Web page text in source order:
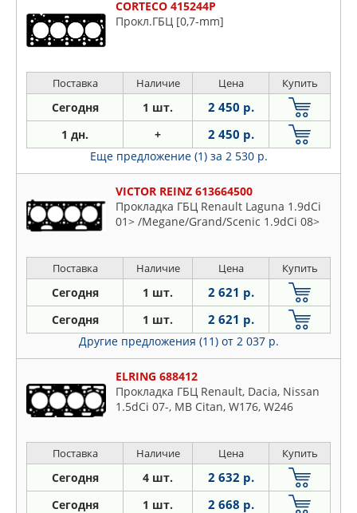
CORTECO 415244P
Прокл.ГБЦ [0,7-mm]
Поставка Наличие Цена Купить
Сегодня 1 шт. 2 450 р.
1 дн. + 2 450 р.
Еще предложение (1) за 2 530 р.
VICTOR REINZ 613664500
Прокладка ГБЦ Renault Laguna 1.9dCi
01> /Megane/Grand/Scenic 1.9dCi 08>
Поставка Наличие Цена Купить
Сегодня 1 шт. 2 621 р.
Сегодня 1 шт. 2 621 р.
Другие предложения (11) от 2 037 р.
ELRING 688412
Прокладка ГБЦ Renault, Dacia, Nissan
1.5dCi 07-, MB Citan, W176, W246
Поставка Наличие Цена Купить
Сегодня 4 шт. 2 632 р.
Сегодня 1 шт. 2 668 р.